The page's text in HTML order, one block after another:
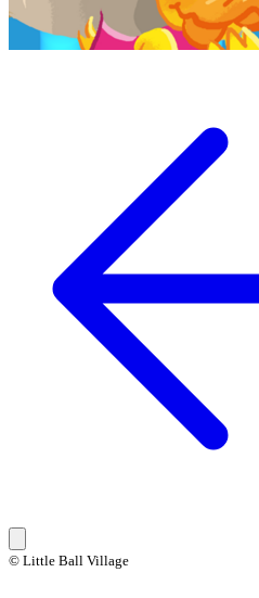
© Little Ball Village